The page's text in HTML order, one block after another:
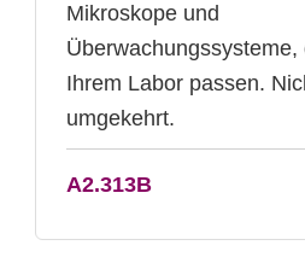
Mikroskope und
Überwachungssysteme,
Ihrem Labor passen.
umgekehrt.
A2.313B